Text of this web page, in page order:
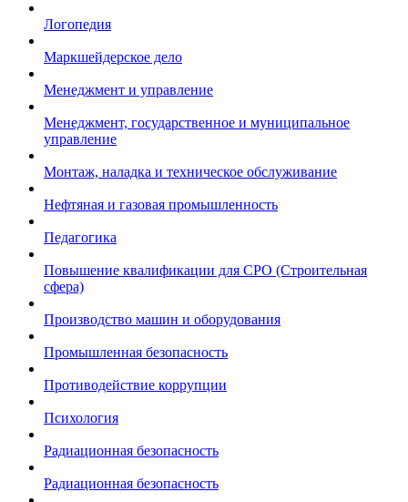
Логопедия
Маркшейдерское дело
Менеджмент и управление
Менеджмент, государственное и муниципальное
управление
Монтаж, наладка и техническое обслуживание
Нефтяная и газовая промышленность
Педагогика
Повышение квалификации для СРО (Строительная
сфера)
Производство машин и оборудования
Промышленная безопасность
Противодействие коррупции
Психология
Радиационная безопасность
Радиационная безопасность